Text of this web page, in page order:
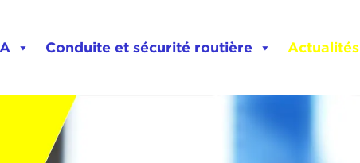
Conduite et sécurité routière Actualités